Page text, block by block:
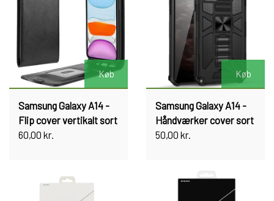
Køb
Samsung Galaxy A14 -
Flip cover vertikalt sort
60,00 kr.
Køb
Samsung Galaxy A14 -
Håndværker cover sort
50,00 kr.